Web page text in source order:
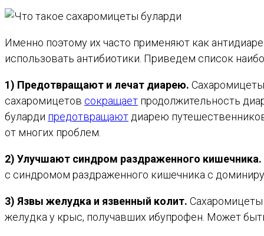
Именно поэтому их часто применяют как
использовать антибиотики. Приведем список
1) Предотвращают и лечат диарею.
сахаромицетов сокращает продолжительность
буларди предотвращают диарею
от многих проблем.
2) Улучшают синдром раздраженного кишечника.
с синдромом раздраженного кишечника с
3) Язвы желудка и язвенный колит.
желудка у крыс, получавших ибупрофен. Может